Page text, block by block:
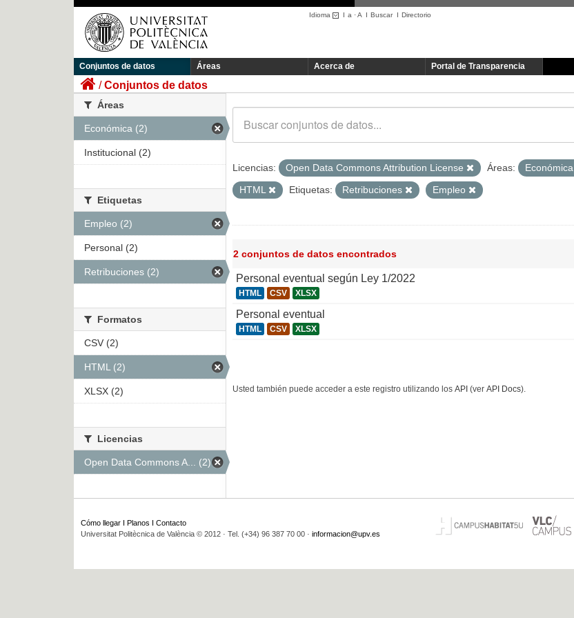
Idioma I a ·A I BuscarI Directorio
Conjuntos de datos Áreas Acerca de Portal de Transparencia
Conjuntos de datos
Licencias: Open Data Commons Attribution License Áreas: Económica
HTML
Etiquetas: Retribuciones Empleo
2 conjuntos de datos encontrados
Personal eventual según Ley 1/2022
HTML CSV XLSX
Personal eventual
HTML CSV XLSX
Usted también puede acceder a este registro utilizando los API (ver API Docs).
Áreas
Económica (2)
Institucional (2)
Etiquetas
Empleo (2)
Personal (2)
Retribuciones (2)
Formatos
CSV (2)
HTML (2)
XLSX (2)
Licencias
Open Data Commons A... (2)
Cómo llegar Planos
Contacto
Universitat Politècnica de València © 2012 · Tel. (+34) 96 387 70 00 · informacion@upv.es